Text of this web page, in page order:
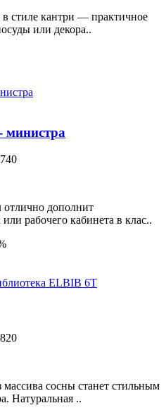
стиле кантри — практичное
или декора..
министра
дополнит
рабочего кабинета в клас..
массива сосны станет стильным
Натуральная ..